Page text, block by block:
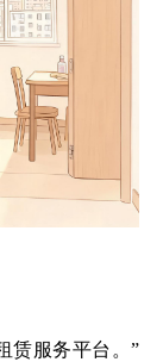
赁服务平台。”